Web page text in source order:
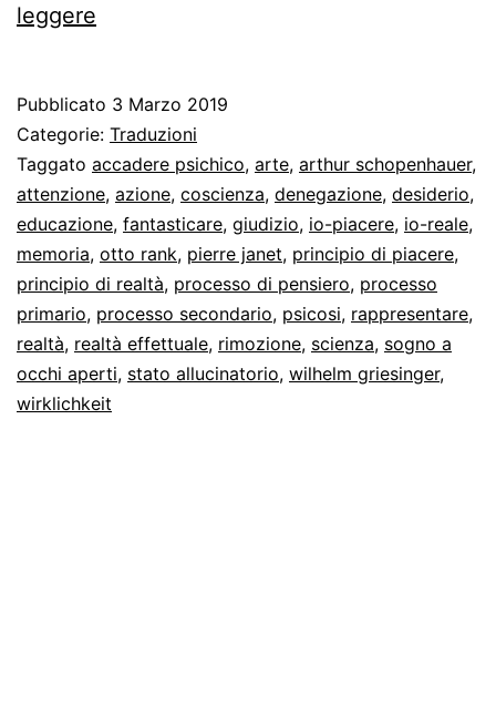
leggere
principi
dell’accadere
psichico
Pubblicato 3 Marzo 2019
Categorie: Traduzioni
Taggato accadere psichico, arte, arthur schopenhauer,
attenzione, azione, coscienza, denegazione, desiderio,
educazione, fantasticare, giudizio, io-piacere, io-reale,
memoria, otto rank, pierre janet, principio di piacere,
principio di realtà, processo di pensiero, processo
primario, processo secondario, psicosi, rappresentare,
realtà, realtà effettuale, rimozione, scienza, sogno a
occhi aperti, stato allucinatorio, wilhelm griesinger,
wirklichkeit